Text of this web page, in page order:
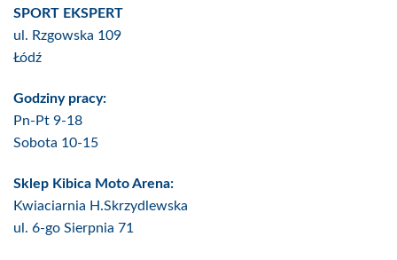
SPORT EKSPERT
ul. Rzgowska 109
Łódź
Godziny pracy:
Pn-Pt 9-18
Sobota 10-15
Sklep Kibica Moto Arena:
Kwiaciarnia H.Skrzydlewska
ul. 6-go Sierpnia 71